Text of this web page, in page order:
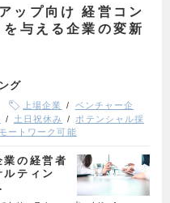
ップ向け 経営コン
与える企業の変新
グ
上場企業
ベンチャー企
土日祝休み
ポテンシャル採
ートワーク可能
業の経営者
ティン